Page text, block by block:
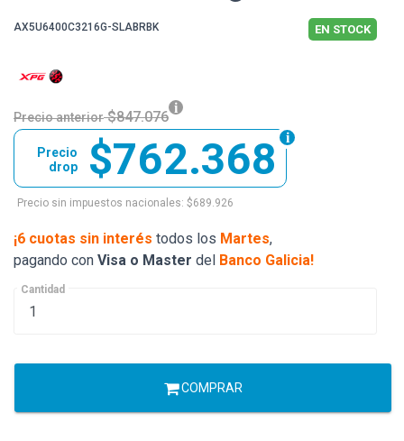
AX5U6400C3216G-SLABRBK EN STOCK
Precio anterior $847.076
$762.368
Precio
drop
Precio sin impuestos nacionales: $689.926
¡6 cuotas sin interés todos los Martes,
pagando con Visa o Master del Banco Galicia!
Cantidad
COMPRAR